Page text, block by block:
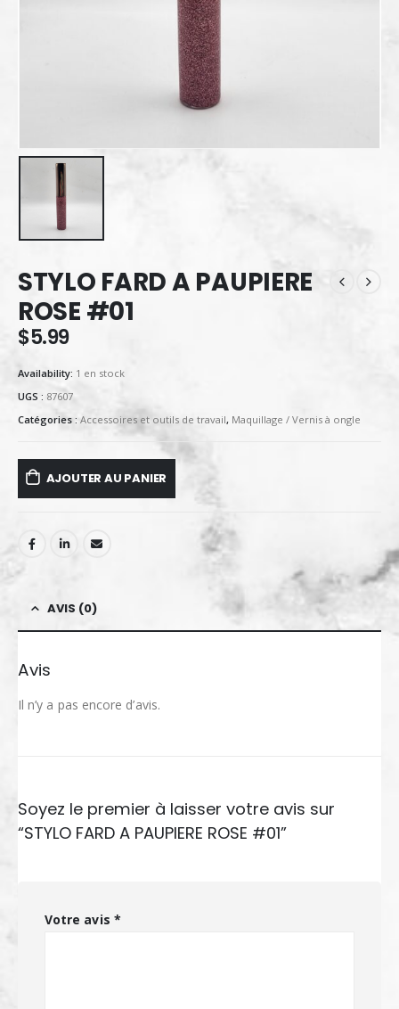
STYLO FARD A PAUPIERE
ROSE #01
$5.99
Availability: 1 en stock
UGS : 87607
Catégories : Accessoires et outils de travail, Maquillage / Vernis à ongle
AJOUTER AU PANIER
AVIS (0)
Avis
Il n’y a pas encore d’avis.
Soyez le premier à laisser votre avis sur
“STYLO FARD A PAUPIERE ROSE #01”
Votre avis *